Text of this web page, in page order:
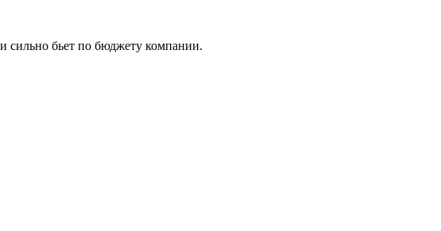
сильно бьет по бюджету компании.